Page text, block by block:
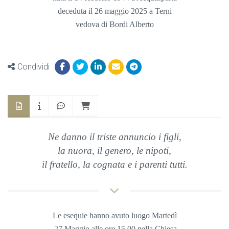
deceduta il 26 maggio 2025 a Terni
vedova di Bordi Alberto
Condividi
Ne danno il triste annuncio i figli,
la nuora, il genero, le nipoti,
il fratello, la cognata e i parenti tutti.
Le esequie hanno avuto luogo Martedì